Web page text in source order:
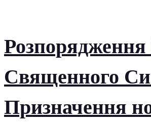
Священного
Призначення